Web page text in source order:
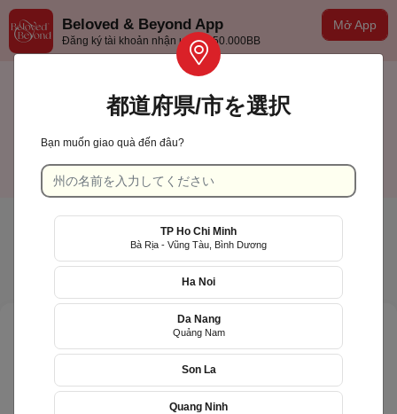
Mở App
Beloved & Beyond App
Đăng ký tài khoản nhận ưu đãi 50.000BB
TP Hồ Chí Minh
都道府県/市を選択
Bạn muốn giao quà đến đâu?
TP Ho Chi Minh
Bà Rịa - Vũng Tàu, Bình Dương
Ha Noi
Da Nang
Quảng Nam
Son La
Quang Ninh